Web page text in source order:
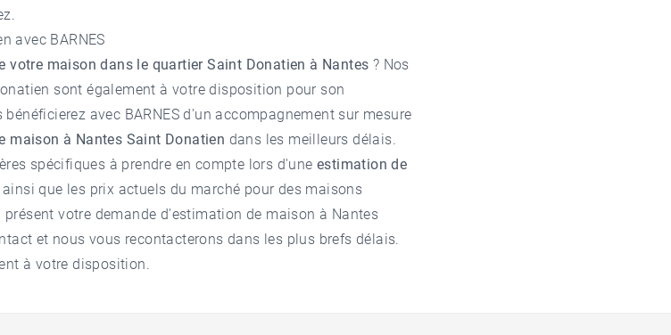
avec BARNES
votre maison dans le quartier Saint Donatien à Nantes ? Nos
sont également à votre disposition pour son
avec BARNES d'un accompagnement sur mesure
maison à Nantes Saint Donatien dans les meilleurs délais.
spécifiques à prendre en compte lors d'une estimation de
ainsi que les prix actuels du marché pour des maisons
votre demande d'estimation de maison à Nantes
et nous vous recontacterons dans les plus brefs délais.
à votre disposition.